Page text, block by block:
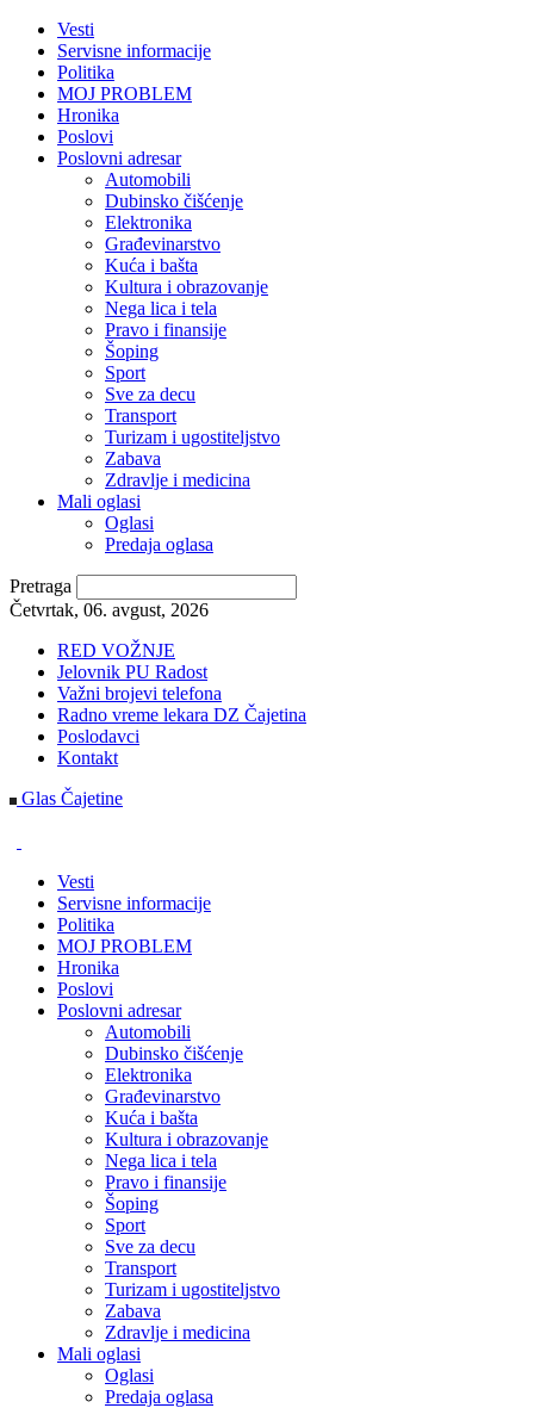
Vesti
Servisne informacije
Politika
MOJ PROBLEM
Hronika
Poslovi
Poslovni adresar
Automobili
Dubinsko čišćenje
Elektronika
Građevinarstvo
Kuća i bašta
Kultura i obrazovanje
Nega lica i tela
Pravo i finansije
Šoping
Sport
Sve za decu
Transport
Turizam i ugostiteljstvo
Zabava
Zdravlje i medicina
Mali oglasi
Oglasi
Predaja oglasa
Pretraga
Četvrtak, 06. avgust, 2026
RED VOŽNJE
Jelovnik PU Radost
Važni brojevi telefona
Radno vreme lekara DZ Čajetina
Poslodavci
Kontakt
Glas Čajetine
Vesti
Servisne informacije
Politika
MOJ PROBLEM
Hronika
Poslovi
Poslovni adresar
Automobili
Dubinsko čišćenje
Elektronika
Građevinarstvo
Kuća i bašta
Kultura i obrazovanje
Nega lica i tela
Pravo i finansije
Šoping
Sport
Sve za decu
Transport
Turizam i ugostiteljstvo
Zabava
Zdravlje i medicina
Mali oglasi
Oglasi
Predaja oglasa